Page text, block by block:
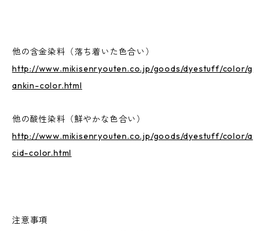
他の含金染料（落ち着いた色合い）
http://www.mikisenryouten.co.jp/goods/dyestuff/color/g
ankin-color.html
他の酸性染料（鮮やかな色合い）
http://www.mikisenryouten.co.jp/goods/dyestuff/color/a
cid-color.html
注意事項